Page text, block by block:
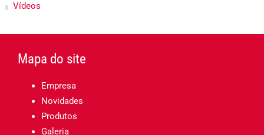
Vídeos
Mapa do site
Empresa
Novidades
Produtos
Galeria